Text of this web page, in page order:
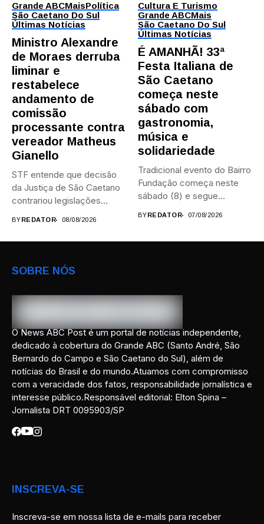
Grande ABCMaisPolítica
São Caetano Do Sul
Últimas Notícias
Ministro Alexandre
de Moraes derruba
liminar e
restabelece
andamento de
comissão
processante contra
vereador Matheus
Gianello
STF entende que decisão
da Justiça de São Caetano
contrariou legislações
BYREDATOR 08/08/2026
Cultura E Turismo
Grande ABCMais
São Caetano Do Sul
Últimas Notícias
É AMANHÃ! 33ª
Festa Italiana de
São Caetano
começa neste
sábado com
gastronomia,
música e
solidariedade
Tradicional evento do Bairro
Fundação começa neste
sábado (8) e segue
BYREDATOR 07/08/2026
SOBRE NÓS
O News ABC Post é um portal de notícias independente,
dedicado à cobertura do Grande ABC (Santo André, São
Bernardo do Campo e São Caetano do Sul), além de
notícias do Brasil e do mundo.Atuamos com compromisso
com a veracidade dos fatos, responsabilidade jornalística e
interesse público.Responsável editorial: Elton Spina –
Jornalista DRT 0095903/SP
INSCREVA-SE
Inscreva-se em nossa lista de e-mails para receber